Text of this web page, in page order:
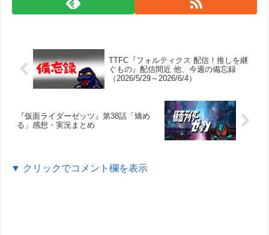
TTFC『フォルティクス 配信！推しを継
ぐもの』配信間近 他、今週の備忘録
（2026/5/29～2026/6/4）
『仮面ライダーゼッツ』第38話「矯め
る」感想・実況まとめ
▼ クリックでコメント欄を表示